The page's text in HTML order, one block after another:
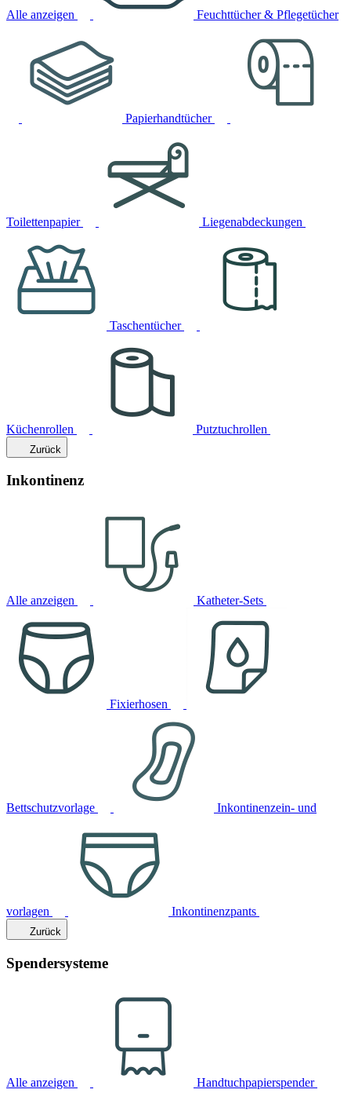
Alle anzeigen Feuchttücher & Pflegetücher
Papierhandtücher
Toilettenpapier Liegenabdeckungen
Taschentücher
Küchenrollen Putztuchrollen
Zurück
Inkontinenz
Alle anzeigen Katheter-Sets
Fixierhosen
Bettschutzvorlage Inkontinenzein- und
vorlagen Inkontinenzpants
Zurück
Spendersysteme
Alle anzeigen Handtuchpapierspender